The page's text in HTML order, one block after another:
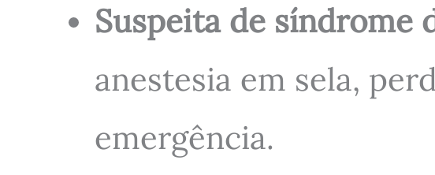
Suspeita de síndrome
anestesia em sela,
emergência.